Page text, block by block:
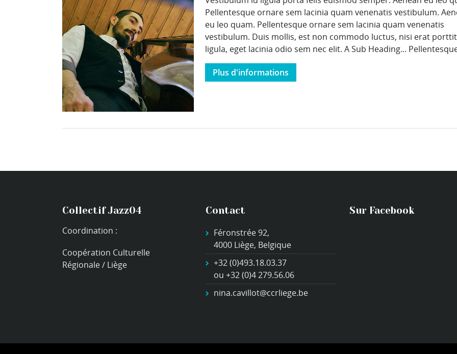
Pellentesque ornare sem lacinia quam venenatis vestibulum.
eu leo quam. Pellentesque ornare sem lacinia quam venenatis
vestibulum. Duis mollis, est non commodo luctus, nisi erat
ligula, eget lacinia odio sem nec elit. A Sub Heading...
Plus d'informations
Collectif Jazz04
Coordination :
Coopération Culturelle
Régionale / Liège
Contact
Féronstrée 92,
4000 Liège, Belgique
+32 (0)493.18.03.37
ou +32 (0)4 279.56.06
nina.cavillot@ccrliege.be
Sur Facebook